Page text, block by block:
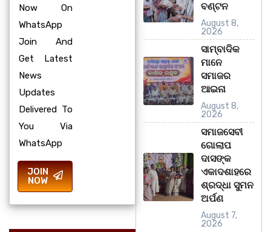
Now On
WhatsApp
Join And
Get Latest
News
Updates
Delivered To
You Via
WhatsApp
JOIN
NOW
ବଣ୍ଟନ
August 8,
2026
ସାମ୍ବାଦିକ
ମାନେ
ସମାଜର
ଆଇନା
August 8,
2026
ସମାଜସେବୀ
ଗୋଲାପ
ଦାସଙ୍କ
ଏକାଦଶାହରେ
ଶ୍ରଦ୍ଧା ସୁମନ
ଅର୍ପଣ
August 7,
2026